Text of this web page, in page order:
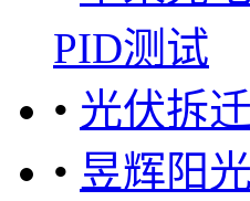
PID测试
• 光伏拆
• 昱辉阳